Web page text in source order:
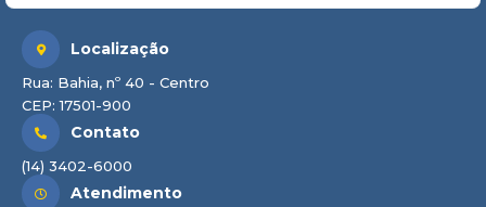
Localização
Rua: Bahia, nº 40 - Centro
CEP: 17501-900
Contato
(14) 3402-6000
Atendimento